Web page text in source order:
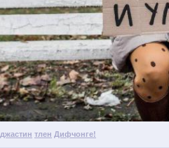
джастин тлен Дифчонге!